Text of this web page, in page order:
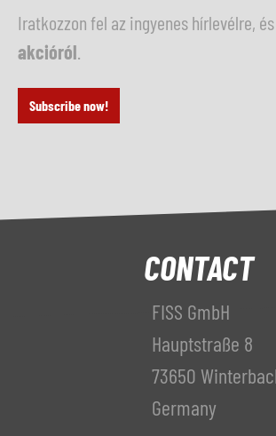
Iratkozzon fel az ingyenes hírlevélre, és
akcióról
Subscribe now!
CONTACT
FISS GmbH
Hauptstraße 8
73650
Germany